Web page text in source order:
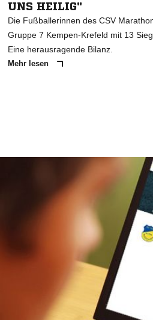
UNS HEILIG"
Die Fußballerinnen des CSV
Gruppe 7 Kempen-Krefeld mit 13
Eine herausragende Bilanz.
Mehr lesen